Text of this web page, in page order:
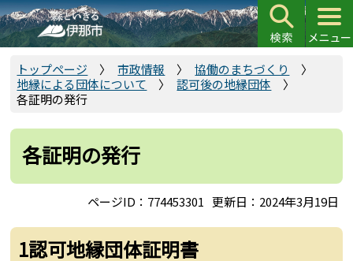
こ
の
ペ
先
トップページ 市政情報
協働のまちづくり
地縁による団体について
認可後の地縁団体
各証明の発行
各証明の発行
ページID：774453301 更新日：2024年3月19日
1認可地縁団体証明書